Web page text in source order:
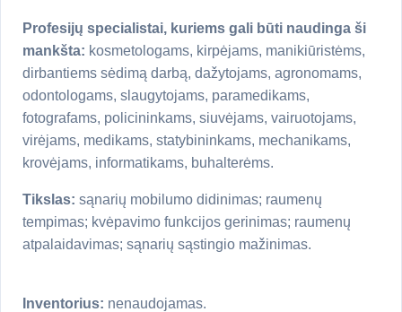
Profesijų specialistai, kuriems gali būti naudinga ši
mankšta: kosmetologams, kirpėjams, manikiūristėms,
dirbantiems sėdimą darbą, dažytojams, agronomams,
odontologams, slaugytojams, paramedikams,
fotografams, policininkams, siuvėjams, vairuotojams,
virėjams, medikams, statybininkams, mechanikams,
krovėjams, informatikams, buhalterėms.
Tikslas: sąnarių mobilumo didinimas; raumenų
tempimas; kvėpavimo funkcijos gerinimas; raumenų
atpalaidavimas; sąnarių sąstingio mažinimas.
Inventorius: nenaudojamas.